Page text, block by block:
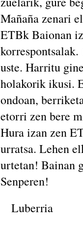
Mañaña zenari
ETBk Baionan
uste. Harritu
holakorik ikusi.
ondoan,
etorri zen bere
Hura izan zen
urratsa. Lehen
urtetan! Bainan
Senperen!
Luberria